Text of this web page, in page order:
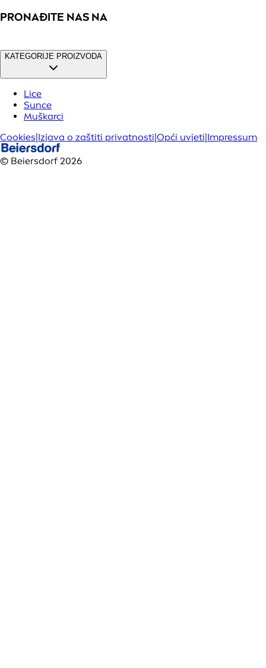
PRONAĐITE NAS NA
KATEGORIJE PROIZVODA
Lice
Sunce
Muškarci
Cookies Izjava o zaštiti privatnosti Opći uvjeti Impressum
© Beiersdorf 2026